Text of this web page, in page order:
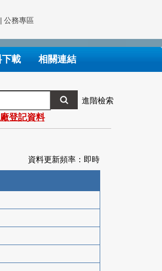
| 公務專區
下載 相關連結
進階檢索
登記資料
資料更新頻率：即時